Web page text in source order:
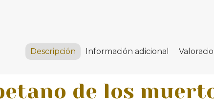
Descripción Información adicional
de los